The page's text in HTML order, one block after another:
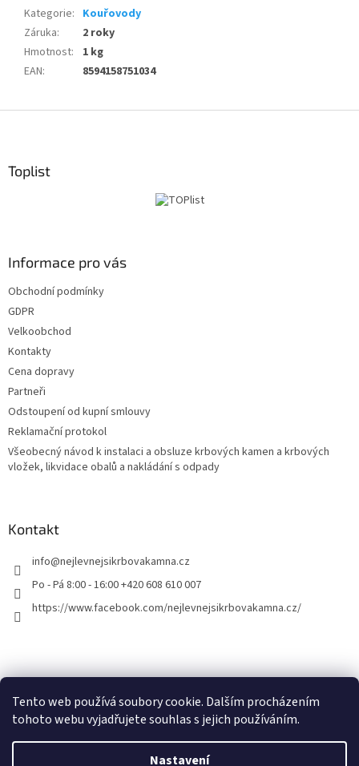
Tento web používá soubory cookie. Dalším procházením
tohoto webu vyjadřujete souhlas s jejich používáním.
Nastavení
Kategorie: Kouřovody
Záruka:
2 roky
Hmotnost:
1 kg
EAN: 8594158751034
Toplist
Informace pro vás
Obchodní podmínky
GDPR
Velkoobchod
Kontakty
Cena dopravy
Partneři
Odstoupení od kupní smlouvy
Reklamační protokol
Všeobecný návod k instalaci a obsluze krbových kamen a krbových
vložek, likvidace obalů a nakládání s odpady
Kontakt
info@nejlevnejsikrbovakamna.cz
Po - Pá 8:00 - 16:00 +420 608 610 007
https://www.facebook.com/nejlevnejsikrbovakamna.cz/